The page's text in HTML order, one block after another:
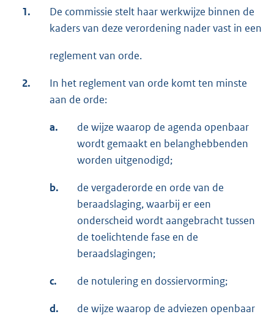
1.
De commissie stelt haar werkwijze binnen de
kaders van deze verordening nader vast in een
reglement van orde.
2.
In het reglement van orde komt ten minste
aan de orde:
a.
de wijze waarop de agenda openbaar
wordt gemaakt en belanghebbenden
worden uitgenodigd;
b.
de vergaderorde en orde van de
beraadslaging, waarbij er een
onderscheid wordt aangebracht tussen
de toelichtende fase en de
beraadslagingen;
c. de notulering en dossiervorming;
d.
de wijze waarop de adviezen openbaar